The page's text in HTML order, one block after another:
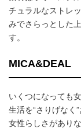
チュラルなストレ
みでさらっとした
す。
MICA&DEAL
いくつになっても
生活を“さりげなく”
女性らしさがあり